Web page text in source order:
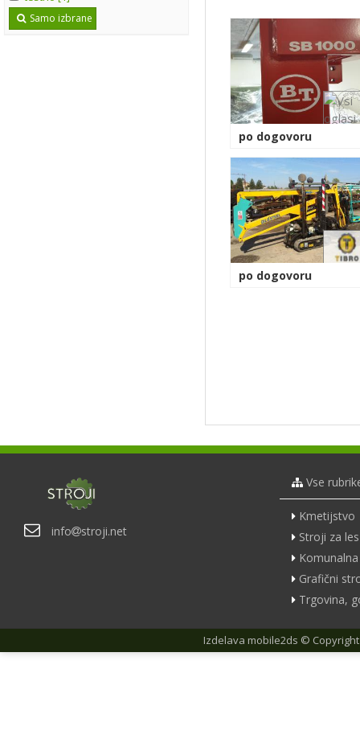
Samo izbrane
po dogovoru
po dogovoru
info stroji.net
Vse
Kmetijstvo
Stroji za les
Grafični
Trgovina,
Izdelava mobile2ds ©